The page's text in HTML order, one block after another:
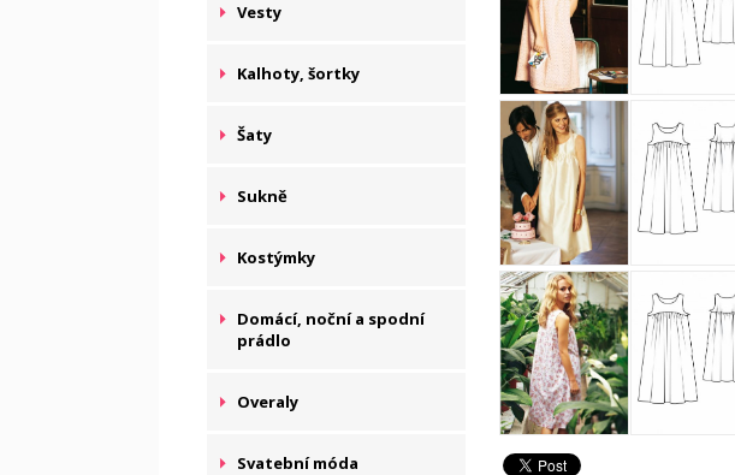
Vesty
Kalhoty, šortky
Šaty
Sukně
Kostýmky
Domácí, noční a spodní
prádlo
Overaly
Svatební móda